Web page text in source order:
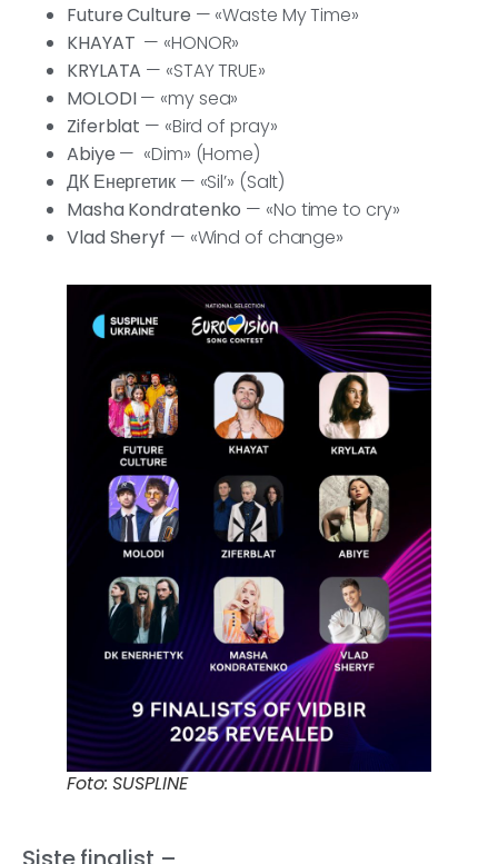
Future Culture — «Waste My Time»
KHAYAT — «HONOR»
KRYLATA — «STAY TRUE»
MOLODI— «my sea»
Ziferblat — «Bird of pray»
Abiye — «Dim» (Home)
ДК Енергетик — «Sil’» (Salt)
Masha Kondratenko — «No time to cry»
Vlad Sheryf — «Wind of change»
Foto: SUSPLINE